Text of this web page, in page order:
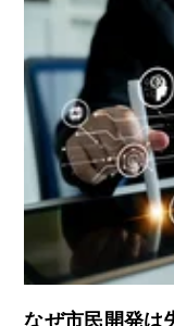
なぜ市民開発は